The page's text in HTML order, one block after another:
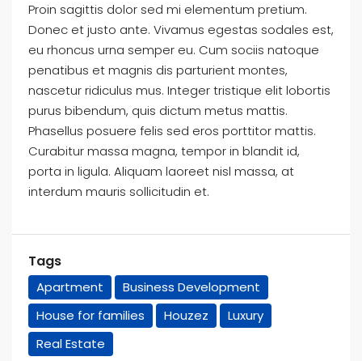
Proin sagittis dolor sed mi elementum pretium.
Donec et justo ante. Vivamus egestas sodales est,
eu rhoncus urna semper eu. Cum sociis natoque
penatibus et magnis dis parturient montes,
nascetur ridiculus mus. Integer tristique elit lobortis
purus bibendum, quis dictum metus mattis.
Phasellus posuere felis sed eros porttitor mattis.
Curabitur massa magna, tempor in blandit id,
porta in ligula. Aliquam laoreet nisl massa, at
interdum mauris sollicitudin et.
Tags
Apartment
Business Development
House for families
Houzez
Luxury
Real Estate